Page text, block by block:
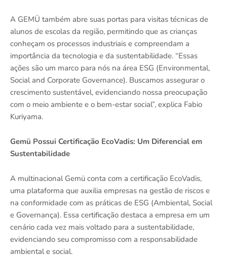
A GEMÜ também abre suas portas para visitas técnicas de
alunos de escolas da região, permitindo que as crianças
conheçam os processos industriais e compreendam a
importância da tecnologia e da sustentabilidade. “Essas
ações são um marco para nós na área ESG (Environmental,
Social and Corporate Governance). Buscamos assegurar o
crescimento sustentável, evidenciando nossa preocupação
com o meio ambiente e o bem-estar social”, explica Fabio
Kuriyama.
Gemü Possui Certificação EcoVadis: Um Diferencial em
Sustentabilidade
A multinacional Gemü conta com a certificação EcoVadis,
uma plataforma que auxilia empresas na gestão de riscos e
na conformidade com as práticas de ESG (Ambiental, Social
e Governança). Essa certificação destaca a empresa em um
cenário cada vez mais voltado para a sustentabilidade,
evidenciando seu compromisso com a responsabilidade
ambiental e social.